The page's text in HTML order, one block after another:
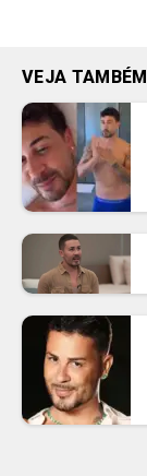
VEJA TAMBÉM